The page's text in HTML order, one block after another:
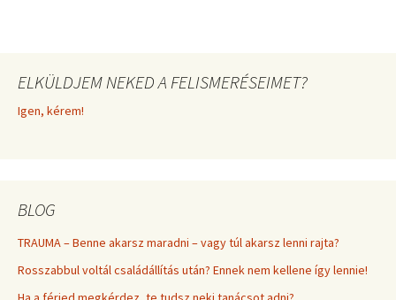
ELKÜLDJEM NEKED A FELISMERÉSEIMET?
Igen, kérem!
BLOG
TRAUMA – Benne akarsz maradni – vagy túl akarsz lenni rajta?
Rosszabbul voltál családállítás után? Ennek nem kellene így lennie!